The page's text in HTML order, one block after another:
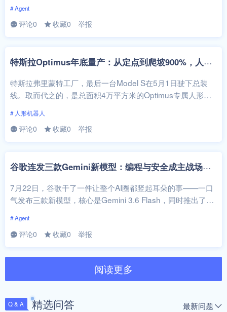
# Agent
评论0 收藏0 举报
特
斯拉Optimus年底量产：从定点到爬坡900%，人形机器人进入工业化时刻
特斯拉弗里蒙特工厂，最后一台Model S在5月1日驶下总装
线。取而代之的，是总面积4万平方米的Optimus专属人形机
# 人形机器人
评论0 收藏0 举报
谷
歌连发三款Gemini新模型：编程与安全成主战场，AI Agent正在分化
7月22日，谷歌干了一件让整个AI圈都竖起耳朵的事——一口
气发布三款新模型，核心是Gemini 3.6 Flash，同时推出了专
# Agent
评论0 收藏0 举报
阅读更多
Q & A 精选问答 最新问题